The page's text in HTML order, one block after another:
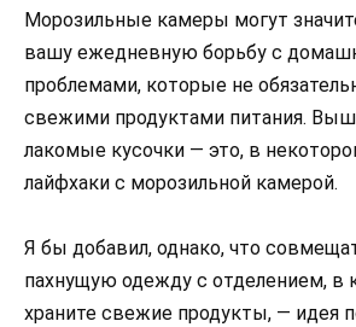
Морозильные камеры могут
вашу ежедневную борьбу с
проблемами, которые не
свежими продуктами питания.
лакомые кусочки — это, в
лайфхаки с морозильной камерой.
Я бы добавил, однако, что
пахнущую одежду с отделением, в
храните свежие продукты, — идея